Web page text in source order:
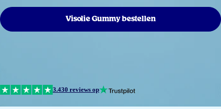
Visolie Gummy bestellen
3.430 reviews op